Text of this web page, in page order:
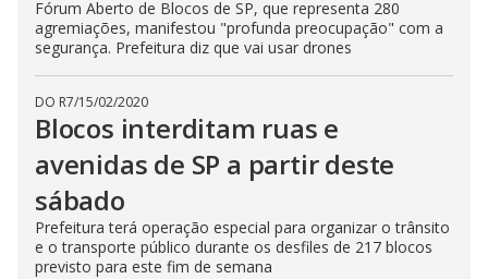
Fórum Aberto de Blocos de SP, que representa 280
agremiações, manifestou "profunda preocupação" com a
segurança. Prefeitura diz que vai usar drones
DO R7/15/02/2020
Blocos interditam ruas e
avenidas de SP a partir deste
sábado
Prefeitura terá operação especial para organizar o trânsito
e o transporte público durante os desfiles de 217 blocos
previsto para este fim de semana